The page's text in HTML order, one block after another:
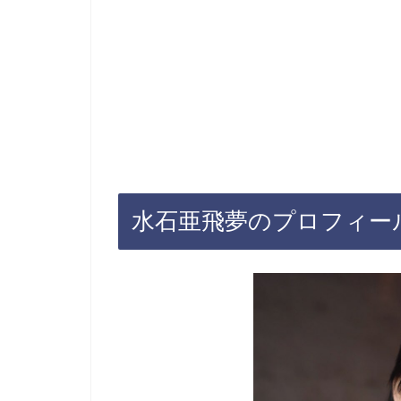
水石亜飛夢のプロフィー